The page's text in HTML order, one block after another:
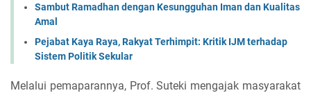
Sambut Ramadhan dengan Kesungguhan Iman dan Kualitas
Amal
Pejabat Kaya Raya, Rakyat Terhimpit: Kritik IJM terhadap
Sistem Politik Sekular
Melalui pemaparannya, Prof. Suteki mengajak masyarakat